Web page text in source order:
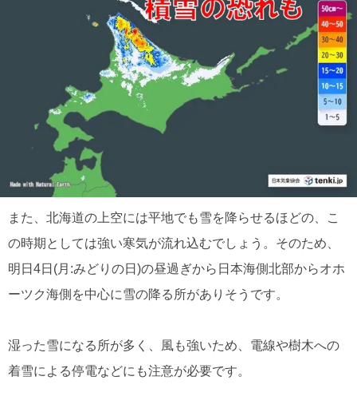
また、北海道の上空には平地でも雪を降らせるほどの、こ
の時期としては強い寒気が流れ込むでしょう。そのため、
明日4日(月:みどりの日)の昼過ぎから日本海側北部からオホ
ーツク海側を中心に雪の降る所がありそうです。
湿った雪になる所が多く、風も強いため、電線や樹木への
着雪による停電などにも注意が必要です。